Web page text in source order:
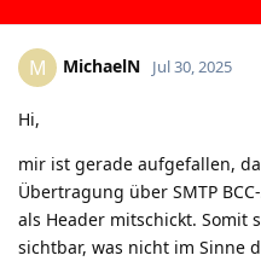
M MichaelN Jul 30, 2025
Hi,
mir ist gerade aufgefallen,
Übertragung über SMTP
als Header mitschickt. Somit
sichtbar, was nicht im Sinne